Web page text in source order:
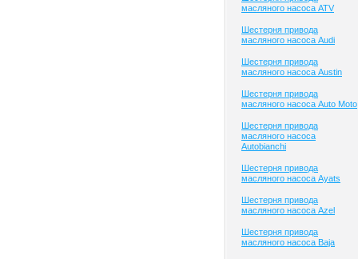
масляного насоса ATV
Шестерня привода
масляного насоса Audi
Шестерня привода
масляного насоса Austin
Шестерня привода
масляного насоса Auto Moto
Шестерня привода
масляного насоса
Autobianchi
Шестерня привода
масляного насоса Ayats
Шестерня привода
масляного насоса Azel
Шестерня привода
масляного насоса Baja